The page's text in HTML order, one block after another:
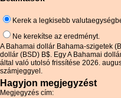
Kerek a legkisebb
Ne kerekítse az eredményt.
A Bahamai dollár Bahama-szigetek
dollár (BSD) B$. Egy A Bahamai
által való utolsó frissítése 2026.
számjeggyel.
Hagyjon megjegyzést
Megjegyzés cím: